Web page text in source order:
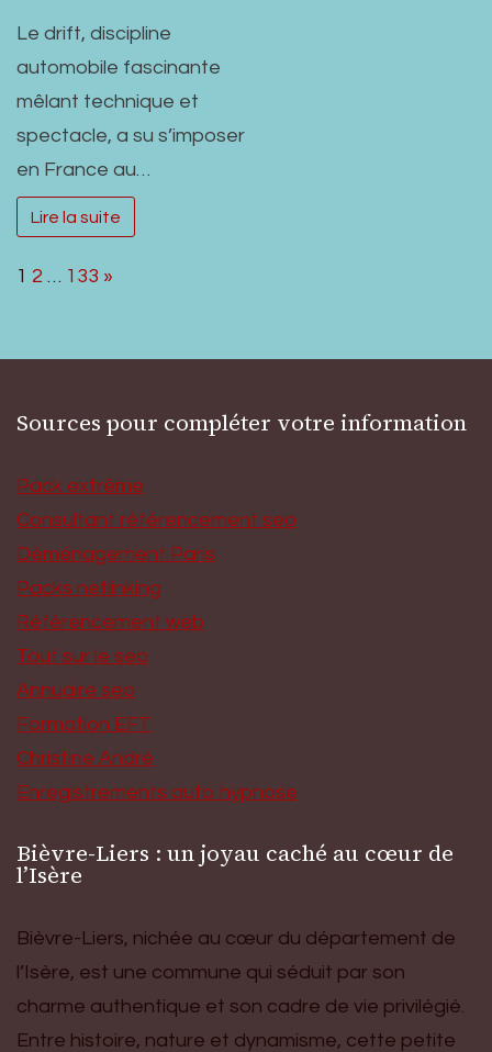
Le drift, discipline
automobile fascinante
mêlant technique et
spectacle, a su s’imposer
en France au…
Lire la suite
Page:
1 2 … 133 Next
»
Sources pour compléter votre information
Pack extrême
Consultant référencement seo
Déménagement Paris
Packs netlinking
Référencement web
Tout sur le seo
Annuaire seo
Formation EFT
Christine André
Enregistrements auto hypnose
Bièvre-Liers : un joyau caché au cœur de
l’Isère
Bièvre-Liers, nichée au cœur du département de
l’Isère, est une commune qui séduit par son
charme authentique et son cadre de vie privilégié.
Entre histoire, nature et dynamisme, cette petite